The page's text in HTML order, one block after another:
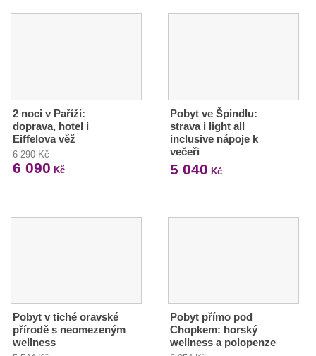
2 noci v Paříži:
doprava, hotel i
Eiffelova věž
6 290 Kč
6 090 Kč
Pobyt ve Špindlu:
strava i light all
inclusive nápoje k
večeři
5 040 Kč
Pobyt v tiché oravské
přírodě s neomezeným
wellness
Pobyt přímo pod
Chopkem: horský
wellness a polopenze